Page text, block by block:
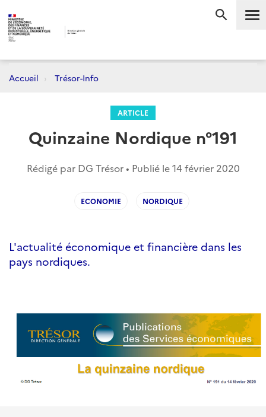
Accueil Trésor-Info
ARTICLE
Quinzaine Nordique n°191
Rédigé par DG Trésor • Publié le14 février 2020
ECONOMIE NORDIQUE
L'actualité économique et financière dans les
pays nordiques.